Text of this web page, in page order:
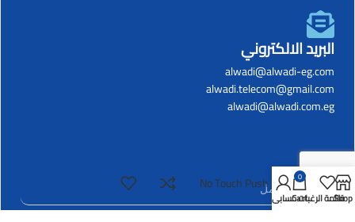
البريد الالكتروني
alwadi@alwadi-eg.com
alwadi.telecom@gmail.com
alwadi@alwadi.com.eg
No Touch Push Button
Shopقائمة الرغبات
0
Cartحسابي